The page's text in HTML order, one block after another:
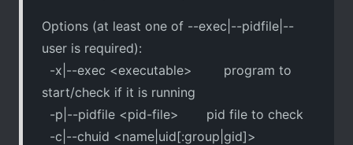
Options (at least one of --exec|--pidfile|--
user is required):
-x|--exec <executable> program to
start/check if it is running
-p|--pidfile <pid-file> pid file to check
-c|--chuid <name|uid[:group|gid]>